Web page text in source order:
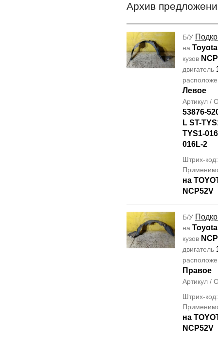
Архив
Б/У
на
кузов
двигатель
Левое
Артикул /
53876-
L ST-
TYS1-
016L-2
Штрих-
на
NCP52V
Б/У
на
кузов
двигатель
Правое
Артикул /
Штрих-
на
NCP52V